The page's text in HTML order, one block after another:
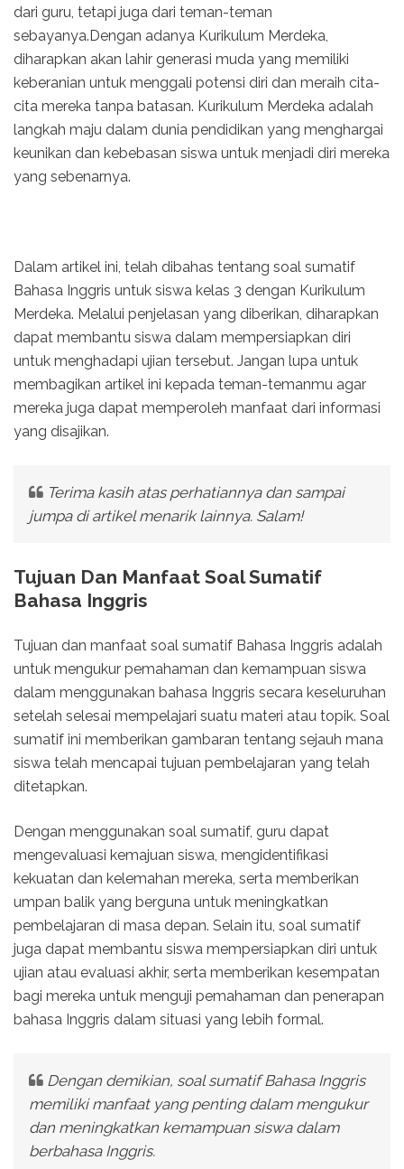
dari guru, tetapi juga dari teman-teman
sebayanya.Dengan adanya Kurikulum Merdeka,
diharapkan akan lahir generasi muda yang memiliki
keberanian untuk menggali potensi diri dan meraih cita-
cita mereka tanpa batasan. Kurikulum Merdeka adalah
langkah maju dalam dunia pendidikan yang menghargai
keunikan dan kebebasan siswa untuk menjadi diri mereka
yang sebenarnya.
Dalam artikel ini, telah dibahas tentang soal sumatif
Bahasa Inggris untuk siswa kelas 3 dengan Kurikulum
Merdeka. Melalui penjelasan yang diberikan, diharapkan
dapat membantu siswa dalam mempersiapkan diri
untuk menghadapi ujian tersebut. Jangan lupa untuk
membagikan artikel ini kepada teman-temanmu agar
mereka juga dapat memperoleh manfaat dari informasi
yang disajikan.
Terima kasih atas perhatiannya dan sampai
jumpa di artikel menarik lainnya. Salam!
Tujuan Dan Manfaat Soal Sumatif
Bahasa Inggris
Tujuan dan manfaat soal sumatif Bahasa Inggris adalah
untuk mengukur pemahaman dan kemampuan siswa
dalam menggunakan bahasa Inggris secara keseluruhan
setelah selesai mempelajari suatu materi atau topik. Soal
sumatif ini memberikan gambaran tentang sejauh mana
siswa telah mencapai tujuan pembelajaran yang telah
ditetapkan.
Dengan menggunakan soal sumatif, guru dapat
mengevaluasi kemajuan siswa, mengidentifikasi
kekuatan dan kelemahan mereka, serta memberikan
umpan balik yang berguna untuk meningkatkan
pembelajaran di masa depan. Selain itu, soal sumatif
juga dapat membantu siswa mempersiapkan diri untuk
ujian atau evaluasi akhir, serta memberikan kesempatan
bagi mereka untuk menguji pemahaman dan penerapan
bahasa Inggris dalam situasi yang lebih formal.
Dengan demikian, soal sumatif Bahasa Inggris
memiliki manfaat yang penting dalam mengukur
dan meningkatkan kemampuan siswa dalam
berbahasa Inggris.